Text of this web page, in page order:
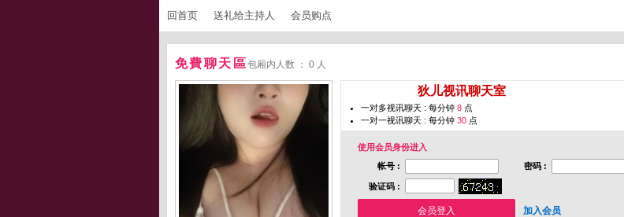
回首页 送礼给主持人 会员购点
免費聊天區包厢内人数 ： 0 人
狄儿视讯聊天室
一对多视讯聊天 : 每分钟 8 点
一对一视讯聊天 : 每分钟 30 点
使用会员身份进入
帐号 :
密码 :
验证码 :
加入会员